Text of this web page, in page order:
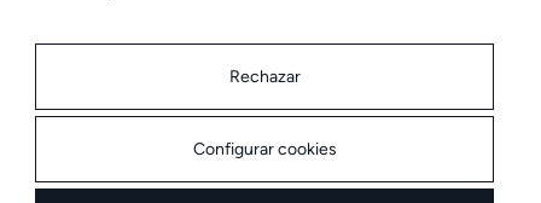
Rechazar
Configurar cookies